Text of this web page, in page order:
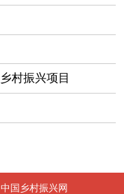
村振兴项目
国乡村振兴网